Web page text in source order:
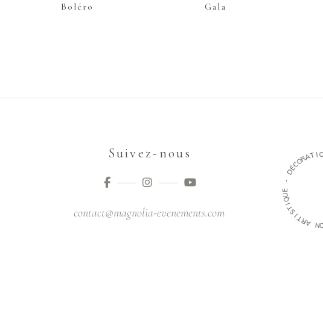
Boléro
Gala
Suivez-nous
contact@magnolia-evenements.com
D
ÉCORA T I
I
O
N
A
R
T
I
S
T
I
Q
U
-